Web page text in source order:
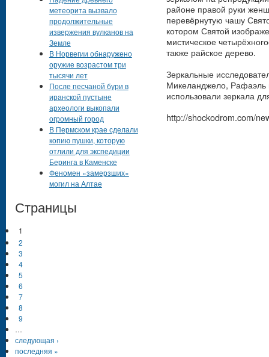
районе правой руки
перевёрнутую чашу
котором Святой
мистическое
также райское дерево.
Зеркальные
Микеланджело, Рафаэль
использовали зеркала
http://shockodrom.com/
метеорита вызвало
продолжительные
извержения вулканов на
Земле
В Норвегии обнаружено
оружие возрастом три
тысячи лет
После песчаной бури в
иранской пустыне
археологи выкопали
огромный город
В Пермском крае сделали
копию пушки, которую
отлили для экспедиции
Беринга в Каменске
Феномен «замерзших»
могил на Алтае
Страницы
1
2
3
4
5
6
7
8
9
…
следующая ›
последняя »